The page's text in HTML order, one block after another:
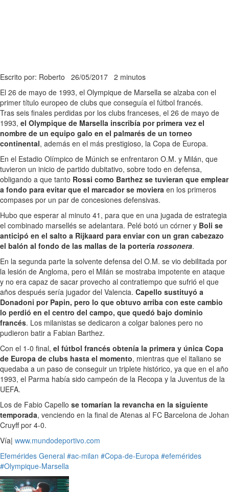
Escrito por: Roberto 26/05/2017 2 minutos
El 26 de mayo de 1993, el Olympique de Marsella se alzaba con el
primer título europeo de clubs que conseguía el fútbol francés.
Tras seis finales perdidas por los clubs franceses, el 26 de mayo de
1993, el Olympique de Marsella inscribía por primera vez el
nombre de un equipo galo en el palmarés de un torneo
continental, además en el más prestigioso, la Copa de Europa.
En el Estadio Olímpico de Múnich se enfrentaron O.M. y Milán, que
tuvieron un inicio de partido dubitativo, sobre todo en defensa,
obligando a que tanto Rossi como Barthez se tuvieran que emplear
a fondo para evitar que el marcador se moviera en los primeros
compases por un par de concesiones defensivas.
Hubo que esperar al minuto 41, para que en una jugada de estrategia
el combinado marsellés se adelantara. Pelé botó un córner y Boli se
anticipó en el salto a Rijkaard para enviar con un gran cabezazo
el balón al fondo de las mallas de la portería rossonera.
En la segunda parte la solvente defensa del O.M. se vio debilitada por
la lesión de Angloma, pero el Milán se mostraba impotente en ataque
y no era capaz de sacar provecho al contratiempo que sufrió el que
años después sería jugador del Valencia. Capello sustituyó a
Donadoni por Papin, pero lo que obtuvo arriba con este cambio
lo perdió en el centro del campo, que quedó bajo dominio
francés. Los milanistas se dedicaron a colgar balones pero no
pudieron batir a Fabian Barthez.
Con el 1-0 final, el fútbol francés obtenía la primera y única Copa
de Europa de clubs hasta el momento, mientras que el italiano se
quedaba a un paso de conseguir un triplete histórico, ya que en el año
1993, el Parma había sido campeón de la Recopa y la Juventus de la
UEFA.
Los de Fabio Capello se tomarían la revancha en la siguiente
temporada, venciendo en la final de Atenas al FC Barcelona de Johan
Cruyff por 4-0.
Vía| www.mundodeportivo.com
Efemérides General #ac-milan #Copa-de-Europa #efemérides
#Olympique-Marsella